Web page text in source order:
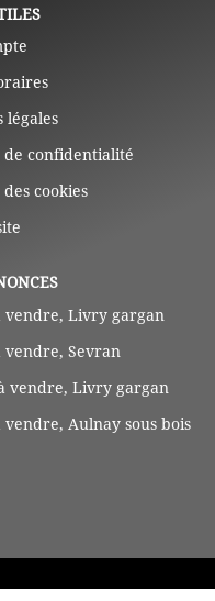
légales
de confidentialité
cookies
vendre, Livry gargan
vendre, Sevran
vendre, Livry gargan
vendre, Aulnay sous bois